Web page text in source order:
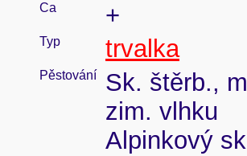
Ca +
Typ trvalka
Pěstování
Sk. štěrb.,
zim. vlhku
Alpinkový